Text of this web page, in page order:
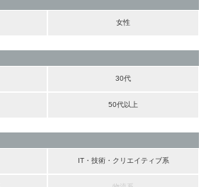
女性
30代
50代以上
IT・技術・クリエイティブ系